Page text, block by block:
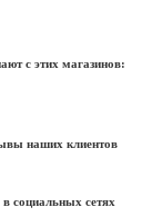
с этих магазинов:
наших клиентов
социальных сетях